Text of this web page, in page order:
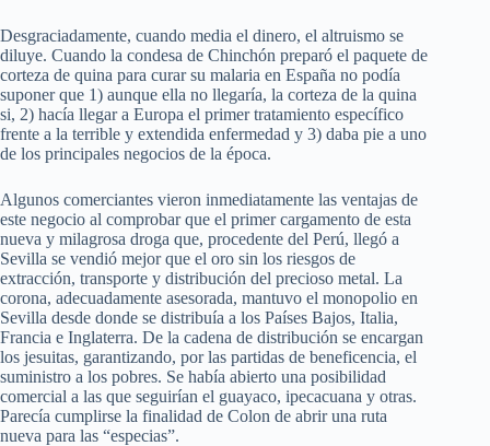
Desgraciadamente, cuando media el dinero, el altruismo se
diluye. Cuando la condesa de Chinchón preparó el paquete de
corteza de quina para curar su malaria en España no podía
suponer que 1) aunque ella no llegaría, la corteza de la quina
si, 2) hacía llegar a Europa el primer tratamiento específico
frente a la terrible y extendida enfermedad y 3) daba pie a uno
de los principales negocios de la época.
Algunos comerciantes vieron inmediatamente las ventajas de
este negocio al comprobar que el primer cargamento de esta
nueva y milagrosa droga que, procedente del Perú, llegó a
Sevilla se vendió mejor que el oro sin los riesgos de
extracción, transporte y distribución del precioso metal. La
corona, adecuadamente asesorada, mantuvo el monopolio en
Sevilla desde donde se distribuía a los Países Bajos, Italia,
Francia e Inglaterra. De la cadena de distribución se encargan
los jesuitas, garantizando, por las partidas de beneficencia, el
suministro a los pobres. Se había abierto una posibilidad
comercial a las que seguirían el guayaco, ipecacuana y otras.
Parecía cumplirse la finalidad de Colon de abrir una ruta
nueva para las “especias”.